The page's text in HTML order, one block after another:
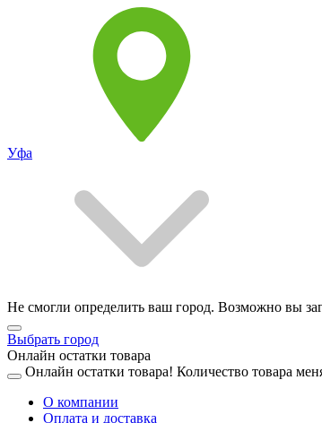
Уфа
Не смогли определить ваш город. Возможно вы
Выбрать город
Онлайн остатки товара
Онлайн остатки товара! Количество товара
О компании
Оплата и доставка